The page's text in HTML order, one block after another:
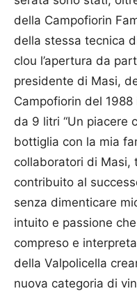
della Campo­fiorin
della stessa tecnica
clou l’apertura da
presidente di Masi,
Campofiorin del
da 9 litri “Un piacere
bottiglia con la mia
collaboratori di Masi,
contribuito al
senza dimenticare
intuito e passione
compreso e
della Valpolicella
nuova categoria di